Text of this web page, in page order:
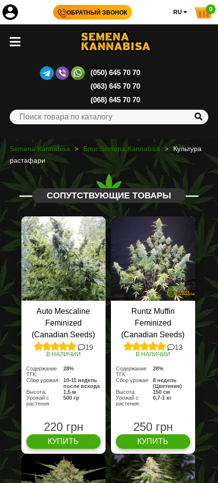
ОБРАТНЫЙ ЗВОНОК RU 0
(050) 645 70 70
(063) 645 70 70
(068) 645 70 70
Semena Kannabisa Блог Semena Kannabisa
Культура
растафари
СОПУТСТВУЮЩИЕ ТОВАРЫ
Auto Mescaline
Feminized
(Canadian Seeds)
19
В НАЛИЧИИ
Содержание
ТГК:
28%
Сбор урожая:
10-11 недель
после всхода
Высота:
1,5 м
Урожай с
растения:
500 гр
220 грн
КУПИТЬ
Runtz Muffin
Feminized
(Canadian Seeds)
13
В НАЛИЧИИ
Содержание
ТГК:
28%
Сбор урожая:
8 недель
(Цветение)
Высота:
150 см
Урожай с
растения:
0,7-1 кг
250 грн
КУПИТЬ